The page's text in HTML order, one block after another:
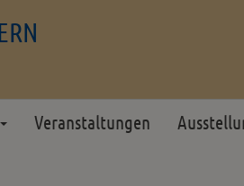
Veranstaltungen